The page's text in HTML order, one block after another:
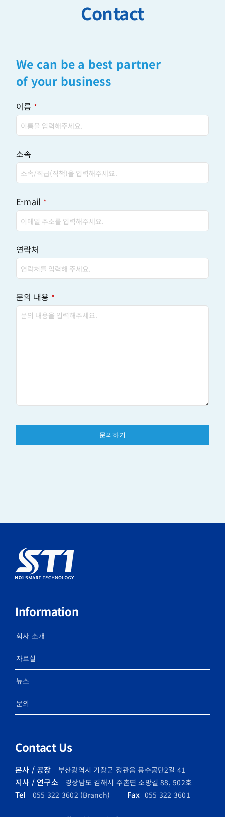
Contact
We can be a best partner
of your business
이름 *
소속
E-mail *
연락처
문의 내용 *
문의하기
blank
Information
회사 소개
자료실
뉴스
문의
Contact Us
본사 / 공장 부산광역시 기장군 정관읍 용수공단2길 41
지사 / 연구소 경상남도 김해시 주촌면 소망길 88, 502호
Tel 055 322 3602 (Branch) Fax 055 322 3601